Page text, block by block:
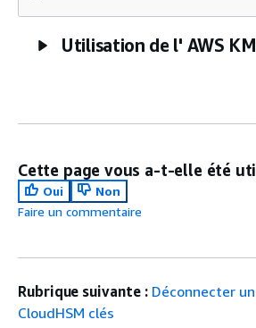
Utilisation de l' AWS
Cette page vous a-t-elle été
Oui
Non
Faire un commentaire
Rubrique suivante : Déconnecter
CloudHSM clés